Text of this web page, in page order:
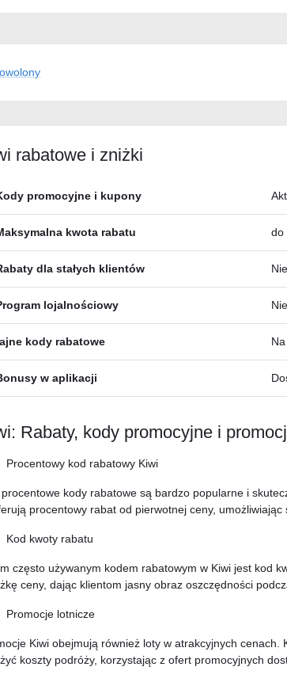
rabatowe i zniżki
promocyjne i kupony
kwota rabatu do
dla stałych klientów
lojalnościowy
kody rabatowe
w aplikacji
Rabaty, kody promocyjne i
Procentowy kod rabatowy Kiwi
procentowe kody rabatowe są bardzo popularne i
procentowy rabat od pierwotnej ceny, umożliwiając
Kod kwoty rabatu
często używanym kodem rabatowym w Kiwi jest kod
ceny, dając klientom jasny obraz oszczędności
Promocje lotnicze
Kiwi obejmują również loty w atrakcyjnych
koszty podróży, korzystając z ofert promocyjnych